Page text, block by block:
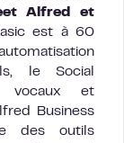
Alfred et
est à 60
le Social
vocaux et
Business
des outils